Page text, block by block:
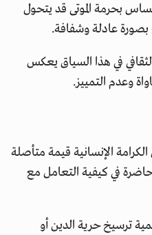
بحرمة الموتى قد يتحول
بصورة عادلة وشفافة.
في هذا السياق يعكس
وعدم التمييز.
الإنسانية قيمة متأصلة
في كيفية التعامل مع
ترسيخ حرية الدين أو